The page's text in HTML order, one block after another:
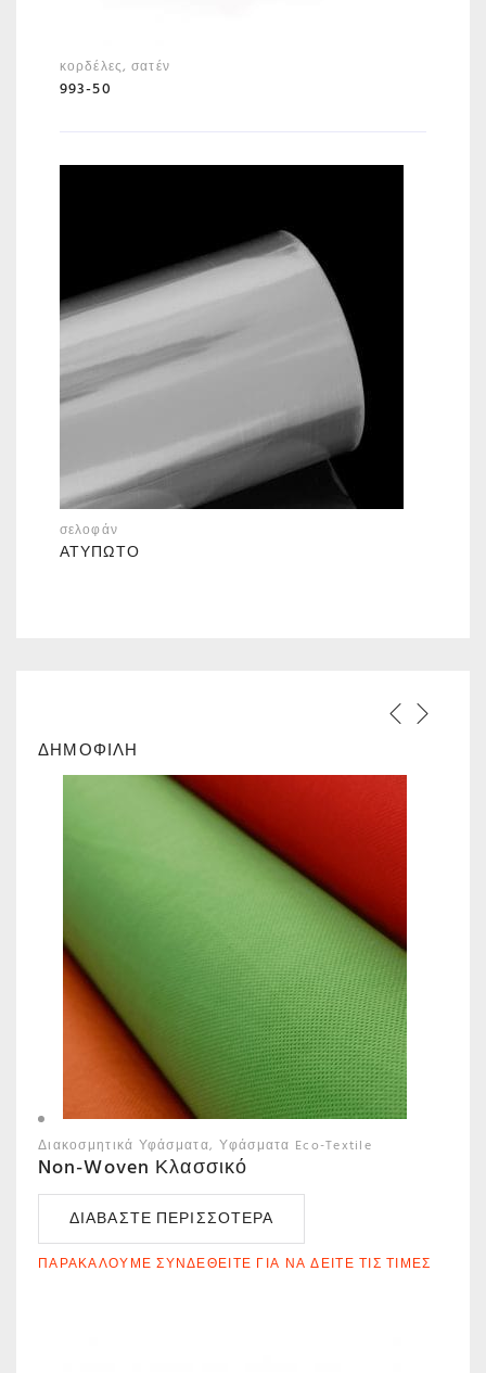
κορδέλες,σατέν
993-50
σελοφάν
ΑΤΎΠΩΤΟ
ΔΗΜΟΦΙΛΗ
Διακοσμητικά Υφάσματα Υφάσματα Eco-Textile
Non-Woven Κλασσικό
ΔΙΑΒΆΣΤΕ ΠΕΡΙΣΣΌΤΕΡΑ
ΠΑΡΑΚΑΛΟΎΜΕ ΣΥΝΔΕΘΕΊΤΕ ΓΙΑ ΝΑ ΔΕΊΤΕ ΤΙΣ ΤΙΜΈΣ